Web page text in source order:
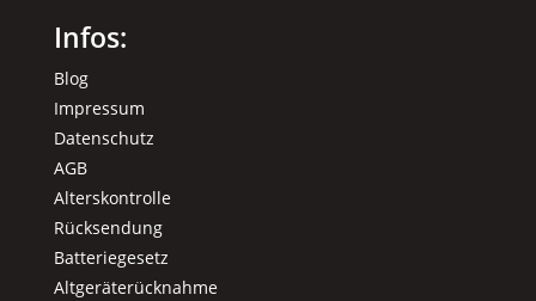
Infos:
Blog
Impressum
Datenschutz
AGB
Alterskontrolle
Rücksendung
Batteriegesetz
Altgeräterücknahme